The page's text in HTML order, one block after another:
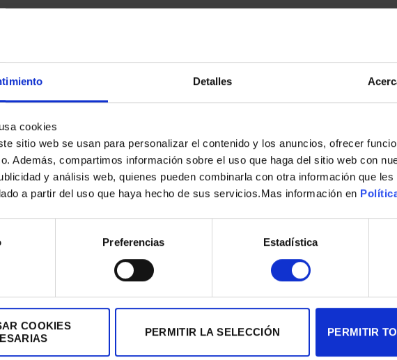
Detalles
cookies
sitio web se usan para personalizar el contenido y los anuncios, ofrecer
Además, compartimos información sobre el uso que haga del sitio web con
y análisis web, quienes pueden combinarla con otra información que
a partir del uso que haya hecho de sus servicios.Mas información en
Preferencias Estadística
COOKIES
PERMITIR LA SELECCIÓN PERMITIR
Sí
movimiento:
foto:Sí
y compatibilidad
cable:1,5 m
a Internet
512 MB
del procesador: 1 GHz
y prestaciones